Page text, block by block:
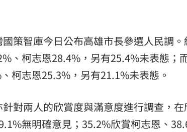
國策智庫今日公布高雄市長參選人民調
、柯志恩28.4%，另有25.4%未表態；
柯志恩25.3%，另有21.1%未表態。
針對兩人的欣賞度與滿意度進行調查，
無明確意見；35.2%欣賞柯志恩、